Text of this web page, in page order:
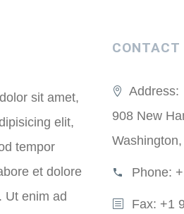
sit amet,
elit,
tempor
et dolore
Ut enim ad
CONTACT
Address:
908 New
Phone:
Fax: +1